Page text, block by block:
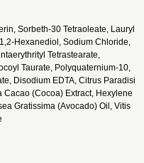
Sorbeth-30 Tetraoleate, Lauryl
Hexanediol, Sodium Chloride,
Tetrastearate,
Taurate, Polyquaternium-10,
Disodium EDTA, Citrus Paradisi
Cacao (Cocoa) Extract, Hexylene
Gratissima (Avocado) Oil, Vitis